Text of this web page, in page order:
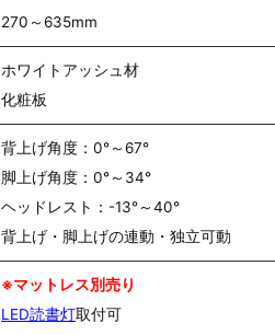
270～635mm
ホワイトアッシュ材
化粧板
背上げ角度：0°～67°
脚上げ角度：0°～34°
ヘッドレスト：-13°～40°
背上げ・脚上げの連動・独立可動
※マットレス別売り
LED読書灯取付可